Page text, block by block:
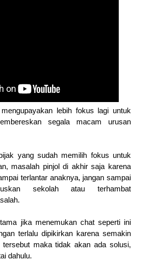
lebih fokus lagi untuk
segala macam urusan
yang sudah memilih fokus untuk
masalah pinjol di akhir saja karena
terlantar anaknya, jangan sampai
sekolah atau terhambat
jika menemukan chat seperti ini
terlalu dipikirkan karena semakin
maka tidak akan ada solusi,
dahulu.